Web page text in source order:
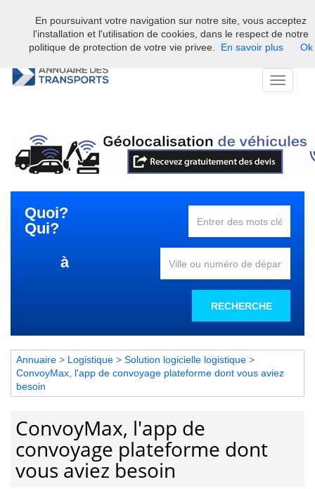
Bienvenue sur l'annuaire professionnel du transport et de la la
logistique en France.
Toggle
Quoi?
Qui?
à
RECHERCHE
Annuaire > Logistique > Solution logicielle logistique >
ConvoyMax, l'app de convoyage plateforme dont vous aviez
besoin
ConvoyMax, l'app de
convoyage plateforme dont
vous aviez besoin
En poursuivant votre navigation sur notre site, vous acceptez
l'installation et l'utilisation de cookies, dans le respect de notre
politique de protection de votre vie privee.
En savoir plus Ok